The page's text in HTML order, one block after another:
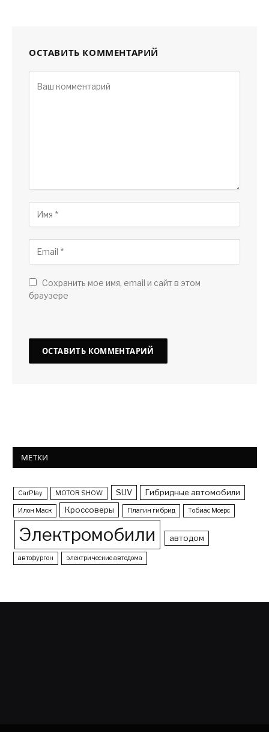
ОСТАВИТЬ КОММЕНТАРИЙ
Сохранить мое имя, email и сайт в этом
браузере
МЕТКИ
CarPlay MOTOR SHOW SUV Гибридные автомобили
Илон Маск Кроссоверы Плагин гибрид Тобиас Моерс
Электромобили автодом
автофургон электрические автодома